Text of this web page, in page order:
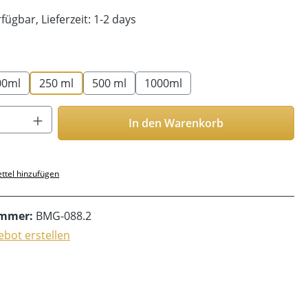
Lieferzeit: 1-2 days
250 ml 500 ml 1000ml
Anzahl: Gib den gewünschten Wert
In den Warenkorb
hinzufügen
BMG-088.2
erstellen